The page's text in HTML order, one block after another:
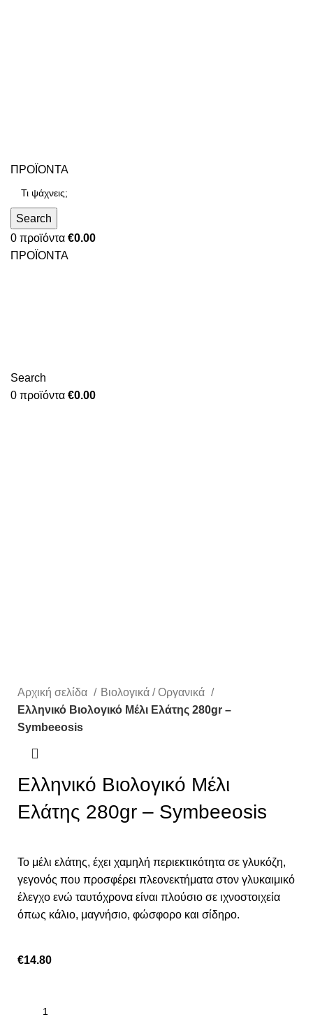
ΠΡΟΪΟΝΤΑ
Search
0 προϊόντα €0.00
ΠΡΟΪΟΝΤΑ
Search
0 προϊόντα €0.00
Αρχική σελίδα
Βιολογικά / Οργανικά
Ελληνικό Βιολογικό Μέλι Ελάτης 280gr –
Symbeeosis
Ελληνικό Βιολογικό Μέλι
Ελάτης 280gr – Symbeeosis
Το μέλι ελάτης, έχει χαμηλή περιεκτικότητα σε γλυκόζη,
γεγονός που προσφέρει πλεονεκτήματα στον γλυκαιμικό
έλεγχο ενώ ταυτόχρονα είναι πλούσιο σε ιχνοστοιχεία
όπως κάλιο, μαγνήσιο, φώσφορο και σίδηρο.
€14.80